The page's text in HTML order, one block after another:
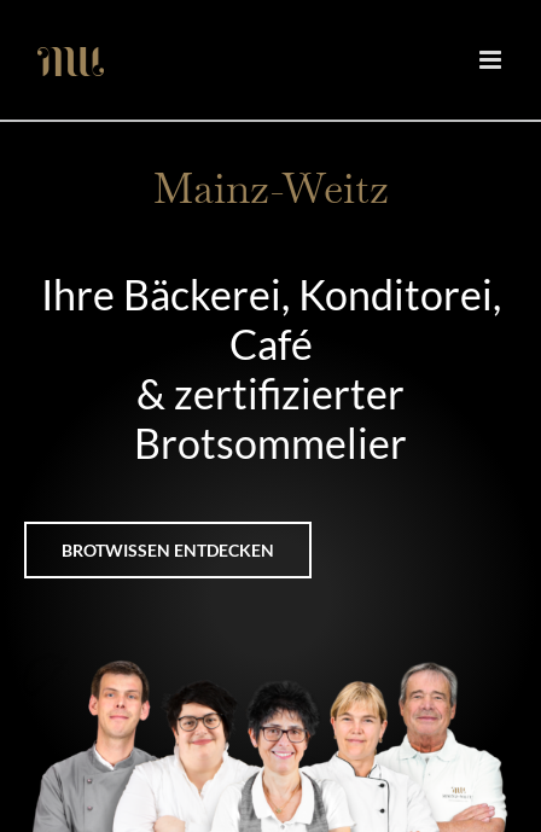
Inhalt
springen
Mainz-Weitz
Ihre Bäckerei, Konditorei,
Café
& zertifizierter
Brotsommelier
BROTWISSEN ENTDECKEN